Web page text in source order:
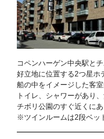
コペンハーゲン中央駅と
好立地に位置する2つ星ホ
船の中をイメージした客
トイレ、シャワーがあり
チボリ公園のすぐ近くに
※ツインルームは2段ベッ